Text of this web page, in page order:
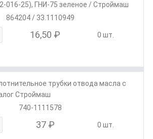
016-25), ГНИ-75 зеленое / Строймаш
864204 / 33.1110949
16,50 ₽ 0 шт.
трубки отвода масла с
Строймаш
740-1111578
37 ₽ 0 шт.